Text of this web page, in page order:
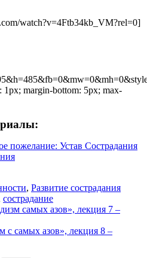
watch?v=4Ftb34kb_VM?rel=0]
margin-bottom: 5px; max-
пожелание: Устав Сострадания
, Развитие сострадания
сострадание
самых азов», лекция 7 –
с самых азов», лекция 8 –